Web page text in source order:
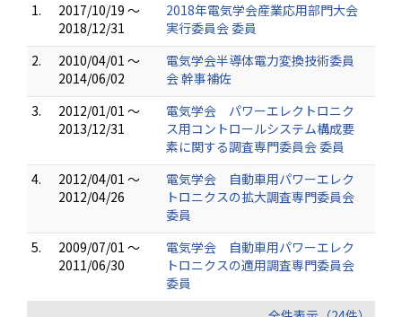
1.
2017/10/19 ～
2018/12/31
2018年電気学会産業応用部門大会
実行委員会 委員
2.
2010/04/01 ～
2014/06/02
電気学会半導体電力変換技術委員
会 幹事補佐
3.
2012/01/01 ～
2013/12/31
電気学会 パワーエレクトロニク
ス用コントロールシステム構成要
素に関する調査専門委員会 委員
4.
2012/04/01 ～
2012/04/26
電気学会 自動車用パワーエレク
トロニクスの拡大調査専門委員会
委員
5.
2009/07/01 ～
2011/06/30
電気学会 自動車用パワーエレク
トロニクスの適用調査専門委員会
委員